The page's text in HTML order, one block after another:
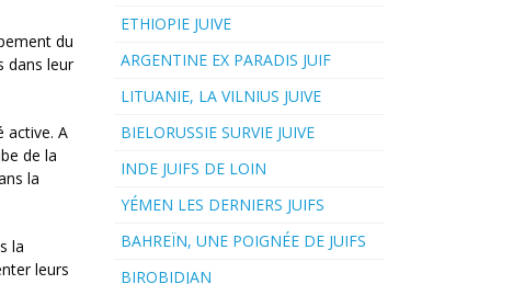
du
dans leur
active. A
de la
la
la
leurs
ETHIOPIE JUIVE
ARGENTINE EX PARADIS JUIF
LITUANIE, LA VILNIUS JUIVE
BIELORUSSIE SURVIE JUIVE
INDE JUIFS DE LOIN
YÉMEN LES DERNIERS JUIFS
BAHREÏN, UNE POIGNÉE DE JUIFS
BIROBIDJAN